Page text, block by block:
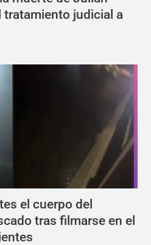
tratamiento judicial a
el cuerpo del
tras filmarse en el